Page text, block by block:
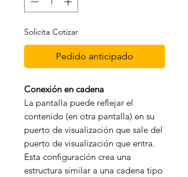
Solicita Cotizar
Pedido anticipado
Conexión en cadena
La pantalla puede reflejar el
contenido (en otra pantalla) en su
puerto de visualización que sale del
puerto de visualización que entra.
Esta configuración crea una
estructura similar a una cadena tipo